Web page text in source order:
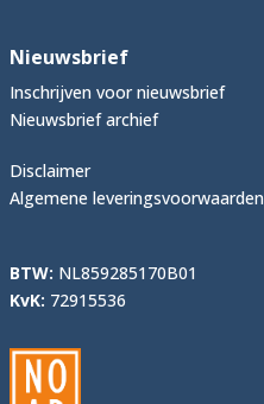
Nieuwsbrief
Inschrijven voor nieuwsbrief
Nieuwsbrief archief
Disclaimer
Algemene leveringsvoorwaarden
BTW: NL859285170B01
KvK: 72915536